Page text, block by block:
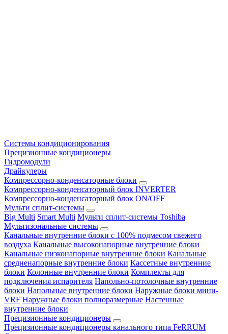
Системы кондиционирования
Прецизионные кондиционеры
Гидромодули
Драйкулеры
Компрессорно-конденсаторные блоки
Компрессорно-конденсаторный блок INVERTER
Компрессорно-конденсаторный блок ON/OFF
Мульти сплит-системы
Big Multi Smart Multi Мульти сплит-системы Toshiba
Мультизональные системы
Канальные внутренние блоки с 100% подмесом свежего
воздуха Канальные высоконапорные внутренние блоки
Канальные низконапорные внутренние блоки Канальные
средненапорные внутренние блоки Кассетные внутренние
блоки Колонные внутренние блоки Комплекты для
подключения испарителя Напольно-потолочные внутренние
блоки Напольные внутренние блоки Наружные блоки мини-
VRF Наружные блоки полноразмерные Настенные
внутренние блоки
Прецизионные кондиционеры
Прецизионные кондиционеры канального типа FeRRUM